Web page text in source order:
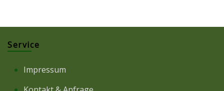
Service
Impressum